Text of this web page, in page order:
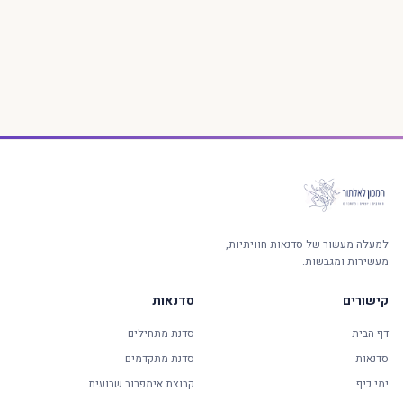
למעלה מעשור של סדנאות חוויתיות,
מעשירות ומגבשות.
קישורים
דף הבית
סדנאות
ימי כיף
סדנאות
סדנת מתחילים
סדנת מתקדמים
קבוצת אימפרוב שבועית